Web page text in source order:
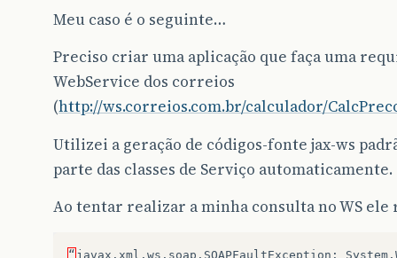
Meu caso é o seguinte…
Preciso criar uma aplicação que faça uma
WebService dos correios
(http://ws.correios.com.br/calculador/
Utilizei a geração de códigos-fonte jax-ws
parte das classes de Serviço automaticamente.
Ao tentar realizar a minha consulta no WS
“ javax . xml . ws . soap . SOAPFaultException : System .